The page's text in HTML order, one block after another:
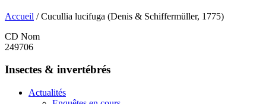
Accueil / Cucullia lucifuga (Denis & Schiffermüller, 1775)
CD Nom
249706
Insectes & invertébrés
Actualités